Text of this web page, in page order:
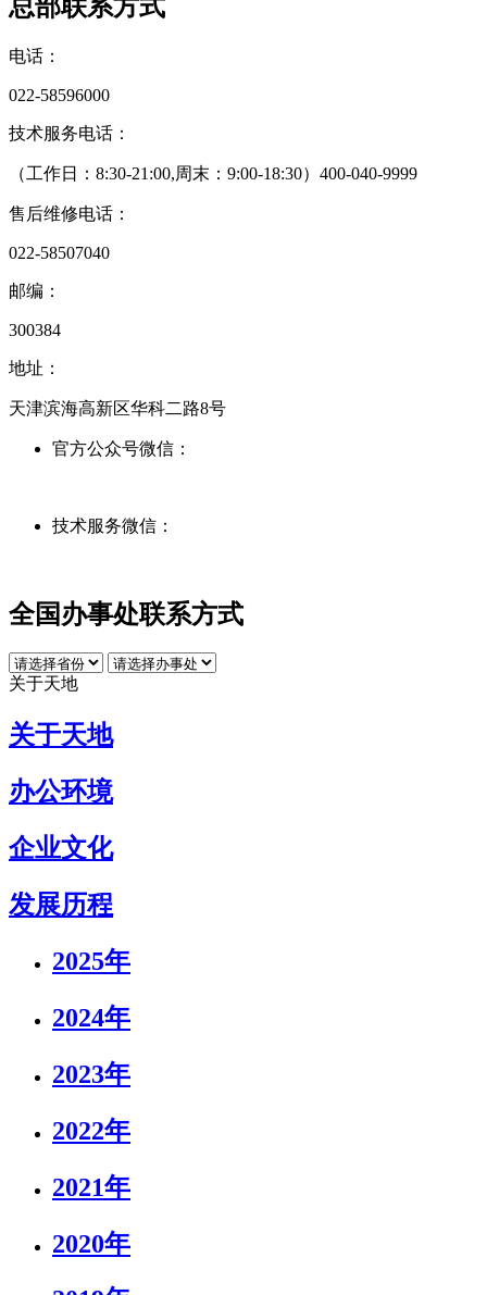
总部联系方式
电话：
022-58596000
技术服务电话：
（工作日：8:30-21:00,周末：9:00-18:30） 400-040-9999
售后维修电话：
022-58507040
邮编：
300384
地址：
天津滨海高新区华科二路8号
官方公众号微信：
技术服务微信：
全国办事处联系方式
关于天地
关于天地
办公环境
企业文化
发展历程
2025年
2024年
2023年
2022年
2021年
2020年